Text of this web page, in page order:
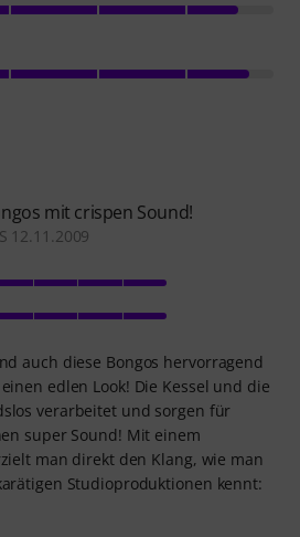
mit crispen Sound!
12.11.2009
auch diese Bongos hervorragend
edlen Look! Die Kessel und die
verarbeitet und sorgen für
super Sound! Mit einem
man direkt den Klang, wie man
Studioproduktionen kennt: